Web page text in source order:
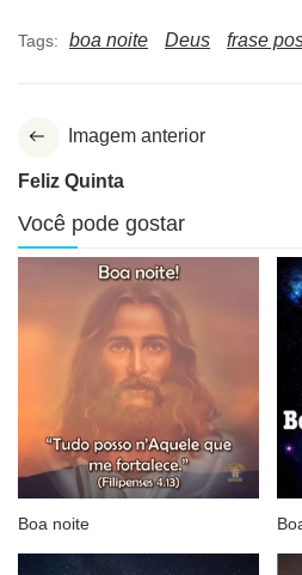
Tags: boa noite Deus frase
Imagem anterior
Feliz Quinta
Você pode gostar
Boa noite